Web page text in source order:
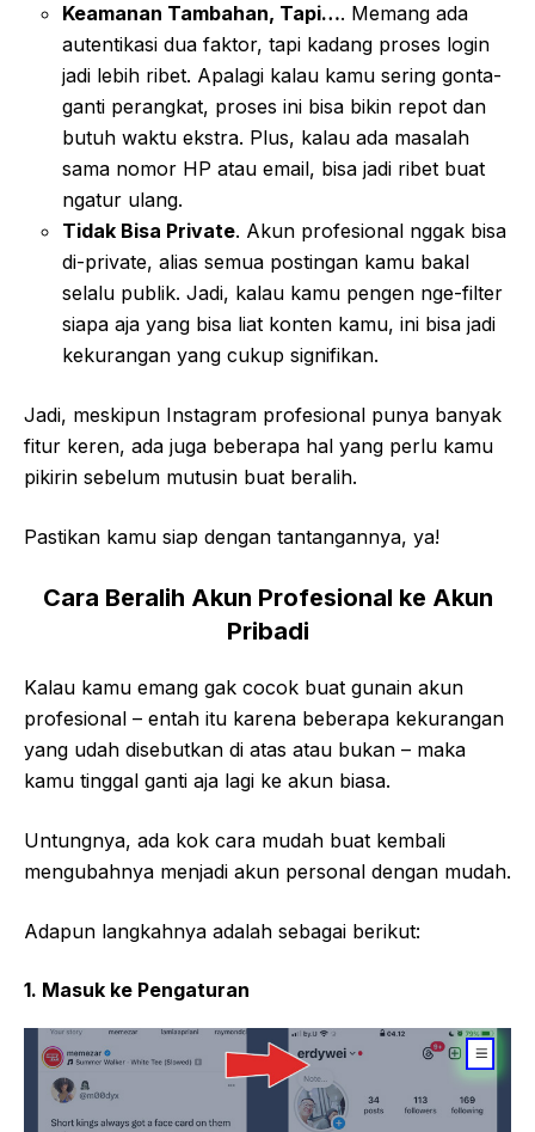
Keamanan Tambahan, Tapi…. Memang ada
autentikasi dua faktor, tapi kadang proses login
jadi lebih ribet. Apalagi kalau kamu sering gonta-
ganti perangkat, proses ini bisa bikin repot dan
butuh waktu ekstra. Plus, kalau ada masalah
sama nomor HP atau email, bisa jadi ribet buat
ngatur ulang.
Tidak Bisa Private. Akun profesional nggak bisa
di-private, alias semua postingan kamu bakal
selalu publik. Jadi, kalau kamu pengen nge-filter
siapa aja yang bisa liat konten kamu, ini bisa jadi
kekurangan yang cukup signifikan.
Jadi, meskipun Instagram profesional punya banyak
fitur keren, ada juga beberapa hal yang perlu kamu
pikirin sebelum mutusin buat beralih.
Pastikan kamu siap dengan tantangannya, ya!
Cara Beralih Akun Profesional ke Akun
Pribadi
Kalau kamu emang gak cocok buat gunain akun
profesional – entah itu karena beberapa kekurangan
yang udah disebutkan di atas atau bukan – maka
kamu tinggal ganti aja lagi ke akun biasa.
Untungnya, ada kok cara mudah buat kembali
mengubahnya menjadi akun personal dengan mudah.
Adapun langkahnya adalah sebagai berikut:
1. Masuk ke Pengaturan